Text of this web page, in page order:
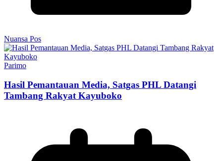
Nuansa Pos
Parimo
Hasil Pemantauan Media, Satgas PHL Datangi
Tambang Rakyat Kayuboko